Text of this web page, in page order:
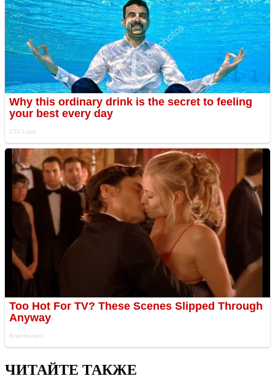
ЧИТАЙТЕ ТАКЖЕ